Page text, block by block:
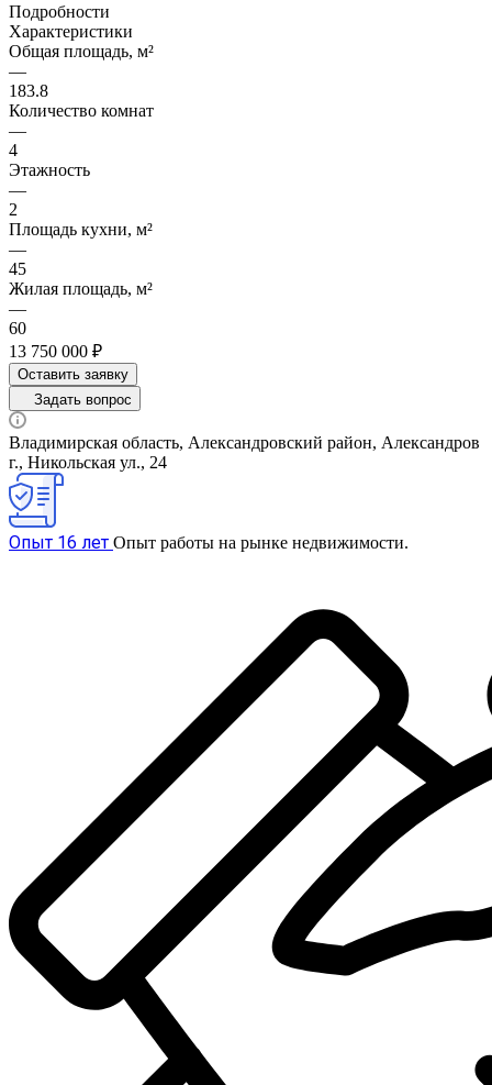
Подробности
Характеристики
Общая площадь, м²
—
183.8
Количество комнат
—
4
Этажность
—
2
Площадь кухни, м²
—
45
Жилая площадь, м²
—
60
13 750 000 ₽
Оставить заявку
Задать вопрос
Владимирская область, Александровский район, Александров
г., Никольская ул., 24
Опыт 16 лет Опыт работы на рынке недвижимости.